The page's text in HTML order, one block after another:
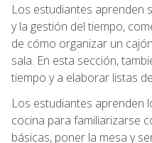
Los estudiantes aprenden
y la gestión del tiempo,
de cómo organizar un
sala. En esta sección,
tiempo y a elaborar listas
Los estudiantes aprenden
cocina para familiarizarse
básicas, poner la mesa y